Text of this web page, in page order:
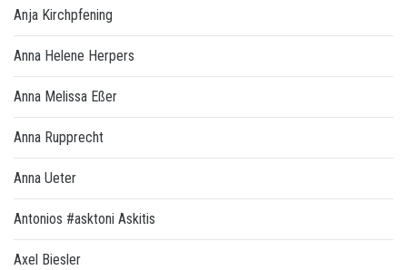
Anja Kirchpfening
Anna Helene Herpers
Anna Melissa Eßer
Anna Rupprecht
Anna Ueter
Antonios #asktoni Askitis
Axel Biesler